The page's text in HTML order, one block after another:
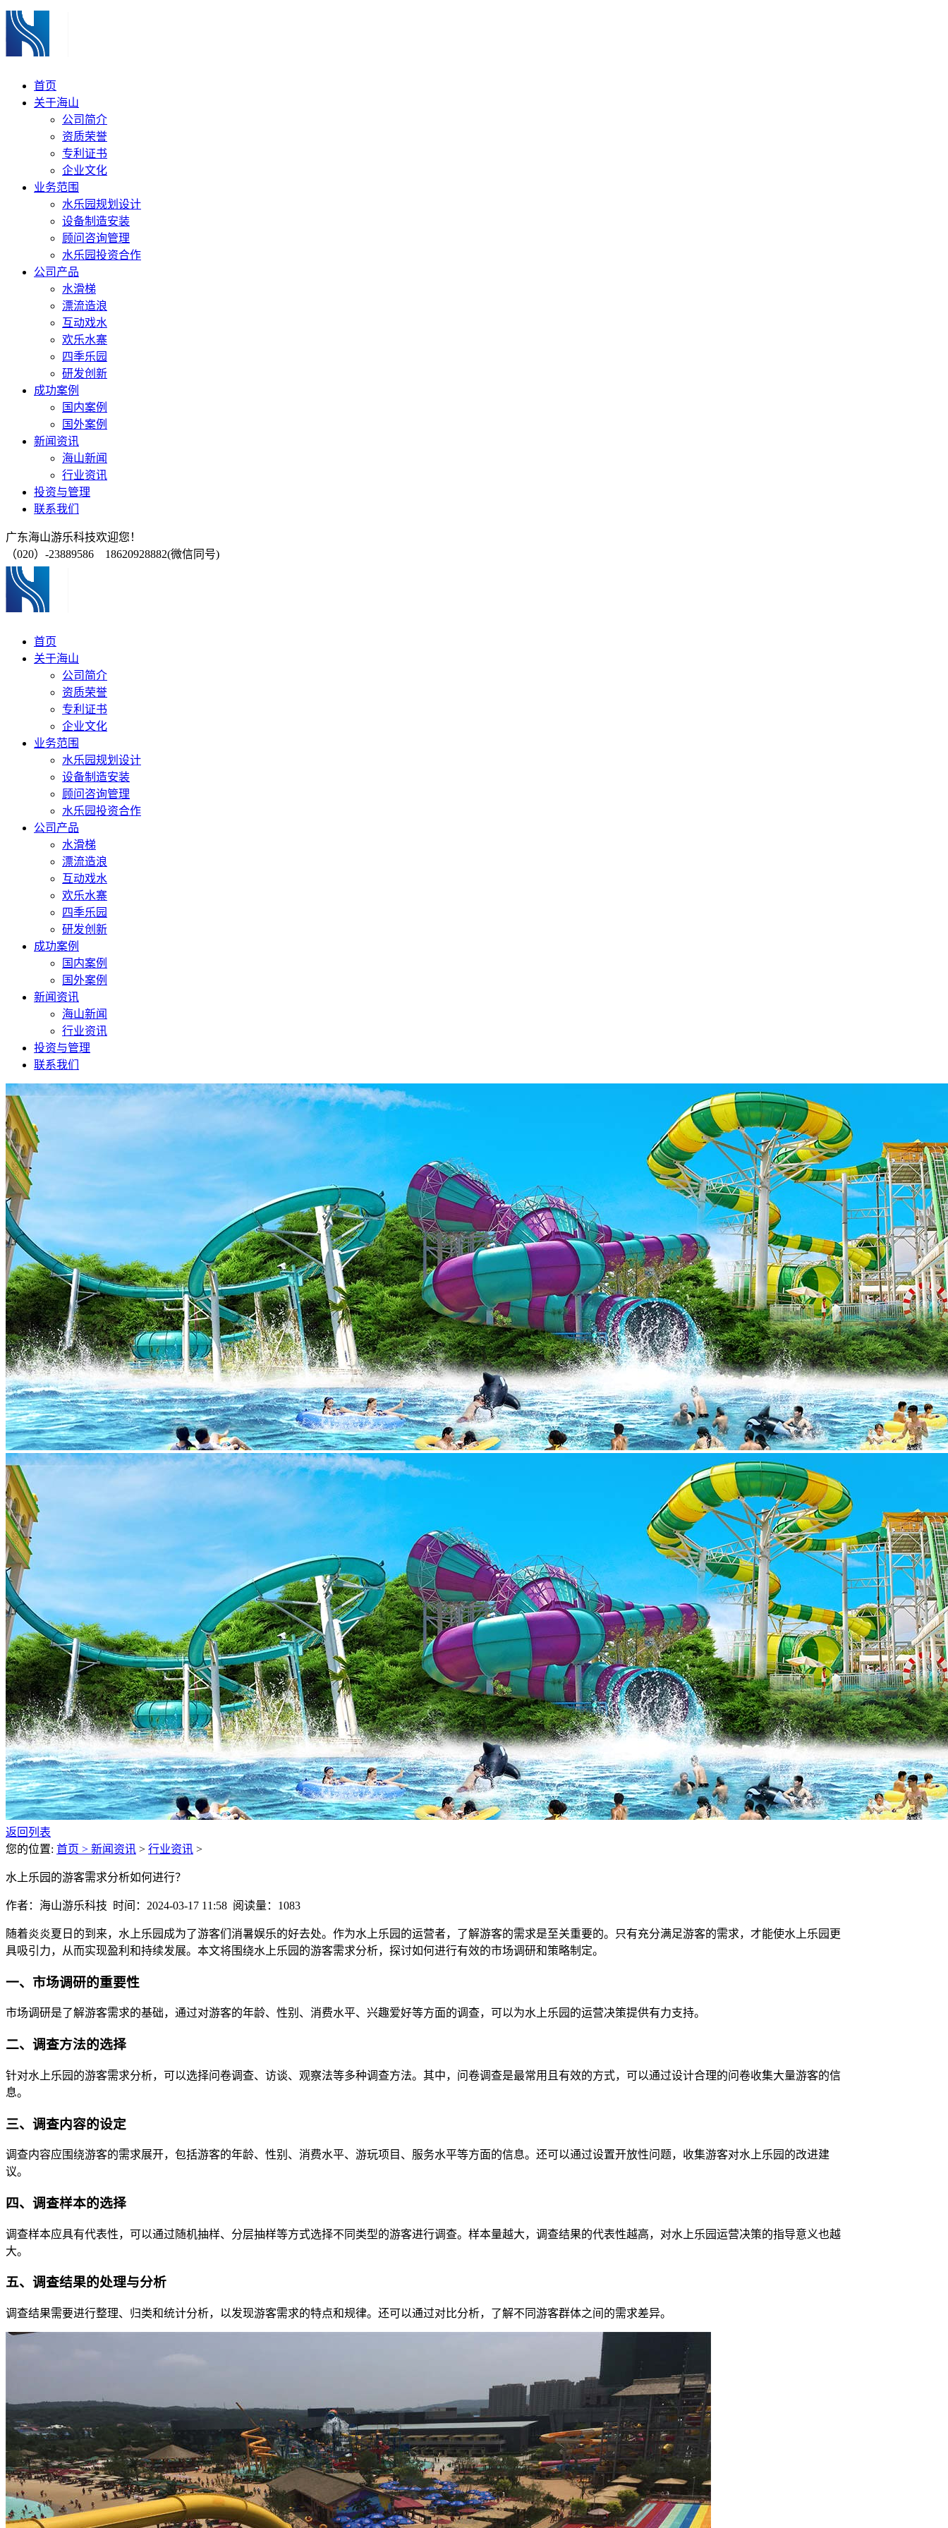
首页
关于海山
公司简介
资质荣誉
专利证书
企业文化
业务范围
水乐园规划设计
设备制造安装
顾问咨询管理
水乐园投资合作
公司产品
水滑梯
漂流造浪
互动戏水
欢乐水寨
四季乐园
研发创新
成功案例
国内案例
国外案例
新闻资讯
海山新闻
行业资讯
投资与管理
联系我们
广东海山游乐科技欢迎您！
（020）-23889586 18620928882(微信同号)
首页
关于海山
公司简介
资质荣誉
专利证书
企业文化
业务范围
水乐园规划设计
设备制造安装
顾问咨询管理
水乐园投资合作
公司产品
水滑梯
漂流造浪
互动戏水
欢乐水寨
四季乐园
研发创新
成功案例
国内案例
国外案例
新闻资讯
海山新闻
行业资讯
投资与管理
联系我们
返回列表
您的位置: 首页 > 新闻资讯 > 行业资讯 >
水上乐园的游客需求分析如何进行？
作者：海山游乐科技 时间：2024-03-17 11:58 阅读量：1083
随着炎炎夏日的到来，水上乐园成为了游客们消暑娱乐的好去处。作为水上乐园的运营者，了解游客的需求是至关重要的。只有充分满足游客的需求，才能使水上乐园更
具吸引力，从而实现盈利和持续发展。本文将围绕水上乐园的游客需求分析，探讨如何进行有效的市场调研和策略制定。
一、市场调研的重要性
市场调研是了解游客需求的基础，通过对游客的年龄、性别、消费水平、兴趣爱好等方面的调查，可以为水上乐园的运营决策提供有力支持。
二、调查方法的选择
针对水上乐园的游客需求分析，可以选择问卷调查、访谈、观察法等多种调查方法。其中，问卷调查是最常用且有效的方式，可以通过设计合理的问卷收集大量游客的信
息。
三、调查内容的设定
调查内容应围绕游客的需求展开，包括游客的年龄、性别、消费水平、游玩项目、服务水平等方面的信息。还可以通过设置开放性问题，收集游客对水上乐园的改进建
议。
四、调查样本的选择
调查样本应具有代表性，可以通过随机抽样、分层抽样等方式选择不同类型的游客进行调查。样本量越大，调查结果的代表性越高，对水上乐园运营决策的指导意义也越
大。
五、调查结果的处理与分析
调查结果需要进行整理、归类和统计分析，以发现游客需求的特点和规律。还可以通过对比分析，了解不同游客群体之间的需求差异。